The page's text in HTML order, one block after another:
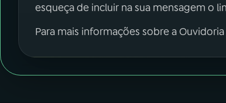
esqueça de incluir na sua mensagem o
Para mais informações sobre a